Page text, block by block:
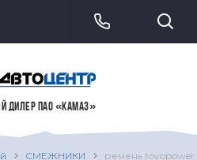
ДИЛЕР ПАО «КАМАЗ»
СМЕЖНИКИ ремень toyopower